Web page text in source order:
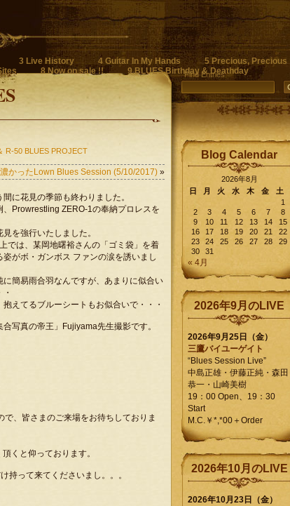
3 Live History 4 Guitar In My Hands 5 Precious, Precious
8 Now on sale !! 9 BLUES Birthday & Deathday
Find Entries
R-50 BLUES PROJECT
かったLown Blues Session (5/10/2017) »
に花見の季節も終わりました。
、Prowrestling ZERO-1の奉納プロレスを
を強行いたしました。
では、某岡地曙裕さんの「ゴミ袋」を着
姿がボ・ガンボス ファンの涙を誘いまし
に簡易雨合羽なんですが、あまりに似合い
抱えてるブルーシートもお似合いで・・・
合写真の帝王」Fujiyama先生撮影です。
、皆さまのご来場をお待ちしておりま
くと仰っております。
持って来てくださいまし。。。
Blog Calendar
2026年8月
日
月 火 水 木 金
土
1
2
3 4 5 6 7
8
9
10 11 12 13 14
15
16
17 18 19 20 21
22
23
24 25 26 27 28
29
30
31
« 4月
2026年9月のLIVE
2026年9月25日（金）
三鷹バイユーゲイト
“Blues Session Live”
中島正雄・伊藤正純・森田
恭一・山崎美樹
19：00 Open、19：30
Start
M.C.￥*,*00＋Order
2026年10月のLIVE
2026年10月23日（金）